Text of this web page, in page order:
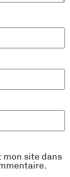
mon site dans